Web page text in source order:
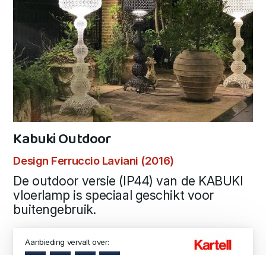
Kabuki Outdoor
Design Ferruccio Laviani (2016)
De outdoor versie (IP44) van de KABUKI
vloerlamp is speciaal geschikt voor
buitengebruik.
Aanbieding vervalt over: